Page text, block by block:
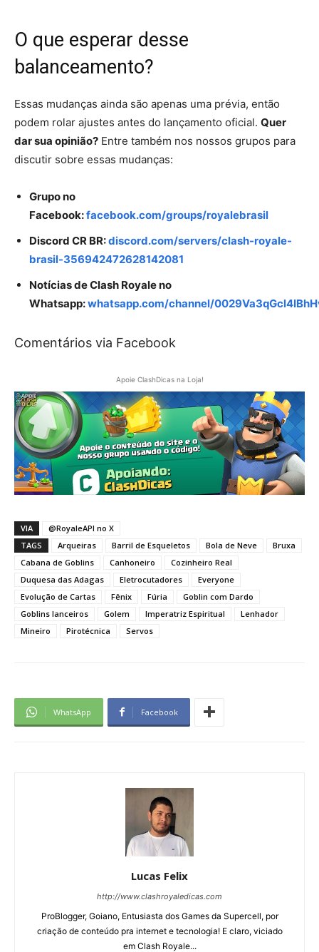
O que esperar desse
balanceamento?
Essas mudanças ainda são apenas uma prévia, então
podem rolar ajustes antes do lançamento oficial. Quer
dar sua opinião? Entre também nos nossos grupos para
discutir sobre essas mudanças:
Grupo no
Facebook:facebook.com/groups/royalebrasil
Discord CR BR:discord.com/servers/clash-royale-
brasil-356942472628142081
Notícias de Clash Royale no
Whatsapp:whatsapp.com/channel/
Comentários via Facebook
Apoie ClashDicas na Loja!
VIA
@RoyaleAPI no X
TAGS
Arqueiras Barril de Esqueletos Bola de Neve
Bruxa
Cabana de Goblins
Canhoneiro
Cozinheiro Real
Duquesa das Adagas
Eletrocutadores
Everyone
Evolução de Cartas
Fênix Fúria
Goblin com Dardo
Goblins lanceiros
Golem Imperatriz Espiritual
Lenhador
Mineiro
Pirotécnica Servos
WhatsApp Facebook
Lucas Felix
http://www.clashroyaledicas.com
ProBlogger, Goiano, Entusiasta dos Games da Supercell, por
criação de conteúdo pra internet e tecnologia! E claro, viciado
em Clash Royale...